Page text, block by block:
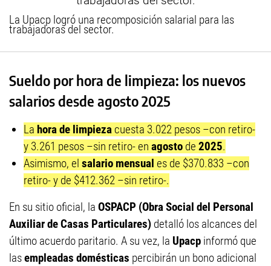
La Upacp logró una recomposición salarial para las
trabajadoras del sector.
Sueldo por hora de limpieza: los nuevos
salarios desde agosto 2025
La hora de limpieza cuesta 3.022 pesos –con retiro-
y 3.261 pesos –sin retiro- en agosto de 2025.
Asimismo, el salario mensual es de $370.833 –con
retiro- y de $412.362 –sin retiro-.
En su sitio oficial, la OSPACP (Obra Social del Personal
Auxiliar de Casas Particulares) detalló los alcances del
último acuerdo paritario. A su vez, la Upacp informó que
lasempleadas domésticas percibirán un bono adicional